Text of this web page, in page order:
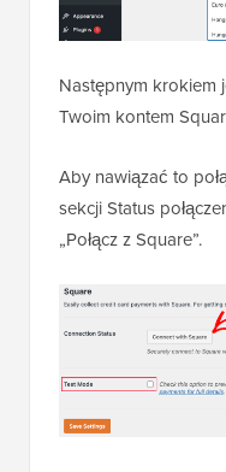
Następnym krokiem
Twoim kontem
Aby nawiązać to
sekcji Status
„Połącz z Square”.